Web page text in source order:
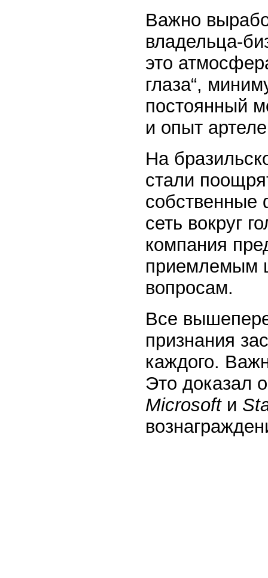
Важно
владельца-
это
глаза“,
постоянный
и опыт
На
стали
собственные
сеть вокруг
компания
приемлемым
вопросам.
Все
признания
каждого.
Это доказал
Microsoftи